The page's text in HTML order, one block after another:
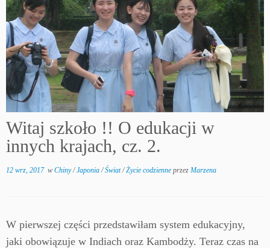
Witaj szkoło !! O edukacji w
innych krajach, cz. 2.
12 wrz, 2017w Chiny/Japonia/Świat/Życie codzienne przez Marzena
W pierwszej części przedstawiłam system edukacyjny,
jaki obowiązuje w Indiach oraz Kambodży. Teraz czas na